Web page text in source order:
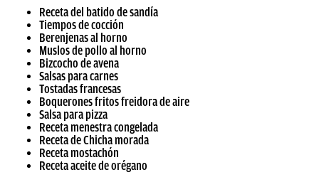
Receta del batido de sandía
Tiempos de cocción
Berenjenas al horno
Muslos de pollo al horno
Bizcocho de avena
Salsas para carnes
Tostadas francesas
Boquerones fritos freidora de aire
Salsa para pizza
Receta menestra congelada
Receta de Chicha morada
Receta mostachón
Receta aceite de orégano